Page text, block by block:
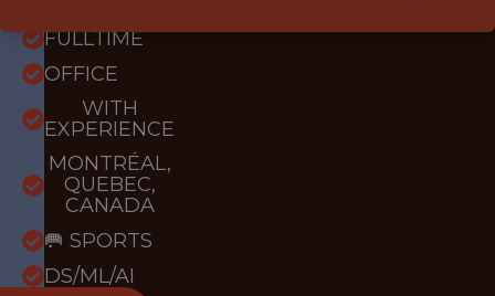
FULLTIME
OFFICE
WITH
EXPERIENCE
MONTRÉAL,
QUEBEC,
CANADA
🥅 SPORTS
DS/ML/AI